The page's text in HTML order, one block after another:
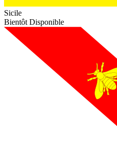
Sicile
Bientôt Disponible